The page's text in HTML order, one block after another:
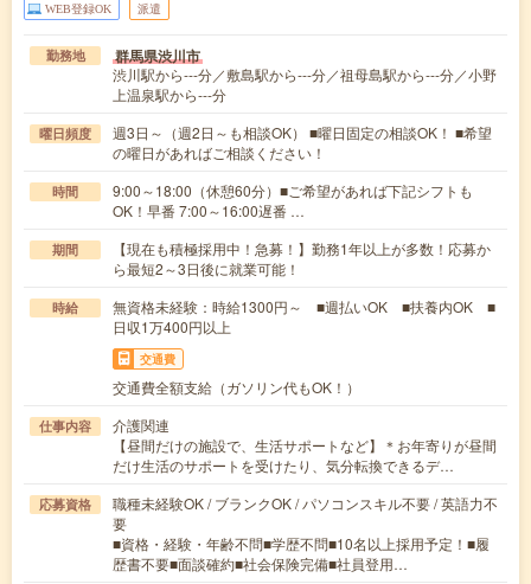
WEB登録OK 派遣
勤務地 群馬県渋川市
渋川駅から---分／敷島駅から---分／祖母島駅から---分／小野
上温泉駅から---分
曜日頻度
週3日～（週2日～も相談OK） ■曜日固定の相談OK！ ■希望
の曜日があればご相談ください！
時間
9:00～18:00（休憩60分）■ご希望があれば下記シフトも
OK！早番 7:00～16:00遅番 …
期間
【現在も積極採用中！急募！】勤務1年以上が多数！応募か
ら最短2～3日後に就業可能！
時給
無資格未経験：時給1300円～ ■週払いOK ■扶養内OK ■
日収1万400円以上
交通費
交通費全額支給（ガソリン代もOK！）
仕事内容
介護関連
【昼間だけの施設で、生活サポートなど】＊お年寄りが昼間
だけ生活のサポートを受けたり、気分転換できるデ…
応募資格
職種未経験OK / ブランクOK / パソコンスキル不要 / 英語力不
要
■資格・経験・年齢不問■学歴不問■10名以上採用予定！■履
歴書不要■面談確約■社会保険完備■社員登用…